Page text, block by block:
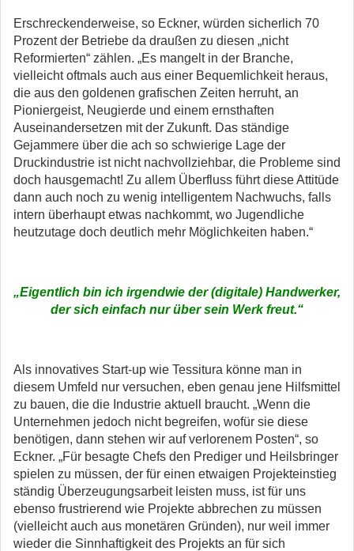
Erschreckenderweise, so Eckner, würden sicherlich 70
Prozent der Betriebe da draußen zu diesen „nicht
Reformierten“ zählen. „Es mangelt in der Branche,
vielleicht oftmals auch aus einer Bequemlichkeit heraus,
die aus den goldenen grafischen Zeiten herruht, an
Pioniergeist, Neugierde und einem ernsthaften
Auseinandersetzen mit der Zukunft. Das ständige
Gejammere über die ach so schwierige Lage der
Druckindustrie ist nicht nachvollziehbar, die Probleme sind
doch hausgemacht! Zu allem Überfluss führt diese Attitüde
dann auch noch zu wenig intelligentem Nachwuchs, falls
intern überhaupt etwas nachkommt, wo Jugendliche
heutzutage doch deutlich mehr Möglichkeiten haben.“
„Eigentlich bin ich irgendwie der (digitale) Handwerker,
der sich einfach nur über sein Werk freut.“
Als innovatives Start-up wie Tessitura könne man in
diesem Umfeld nur versuchen, eben genau jene Hilfsmittel
zu bauen, die die Industrie aktuell braucht. „Wenn die
Unternehmen jedoch nicht begreifen, wofür sie diese
benötigen, dann stehen wir auf verlorenem Posten“, so
Eckner. „Für besagte Chefs den Prediger und Heilsbringer
spielen zu müssen, der für einen etwaigen Projekteinstieg
ständig Überzeugungsarbeit leisten muss, ist für uns
ebenso frustrierend wie Projekte abbrechen zu müssen
(vielleicht auch aus monetären Gründen), nur weil immer
wieder die Sinnhaftigkeit des Projekts an für sich